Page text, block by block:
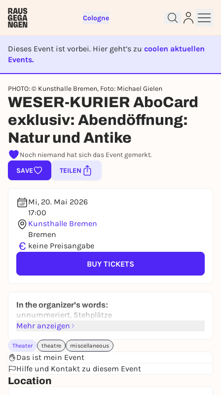
Cologne
Dieses Event ist vorbei. Hier geht’s zu coolen aktuellen
Events.
EVENT IST BEENDET
PHOTO: © Kunsthalle Bremen, Foto: Michael Gielen
WESER-KURIER AboCard
exklusiv: Abendöffnung:
Natur und Antike
Noch niemand hat sich das Event gemerkt.
SAVE
TEILEN
Mi, 20. Mai 2026
17:00
Kunsthalle Bremen
Bremen
€ keine Preisangabe
BUY TICKETS
In the organizer's words:
unnummeriert, Stehplätze
Mehr anzeigen
Theater theatre miscellaneous
Das ist mein Event
Hilfe und Kontakt zu diesem Event
Location
Sign up for free and get started
right away
To like events, follow pages, or participate in
lotteries, you need a free Rausgegangen account.
REGISTER FOR FREE NOW
You already have an account?